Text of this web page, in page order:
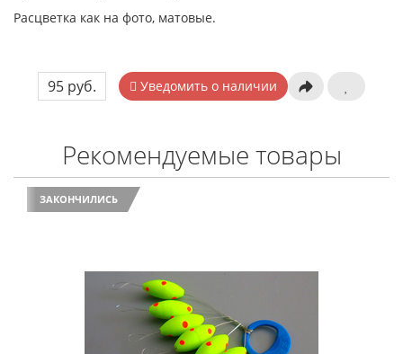
Расцветка как на фото, матовые.
95 руб. Уведомить о наличии
Рекомендуемые товары
ЗАКОНЧИЛИСЬ